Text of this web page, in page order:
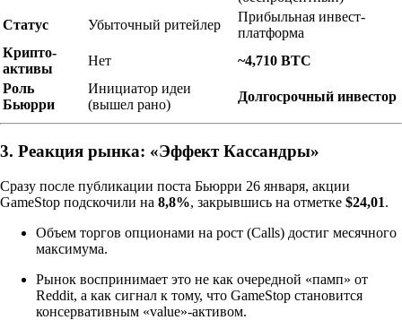
Статус
Убыточный ритейлер
Прибыльная инвест-
платформа
Крипто-
активы
Нет
~4,710 BTC
Роль
Бьюрри
Инициатор идеи
(вышел рано)
Долгосрочный инвестор
3. Реакция рынка: «Эффект Кассандры»
Сразу после публикации поста Бьюрри 26 января, акции
GameStop подскочили на 8,8%, закрывшись на отметке $24,01.
Объем торгов опционами на рост (Calls) достиг месячного
максимума.
Рынок воспринимает это не как очередной «памп» от
Reddit, а как сигнал к тому, что GameStop становится
консервативным «value»-активом.